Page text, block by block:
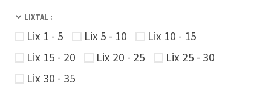
LIXTAL :
Lix 1 - 5 Lix 5 - 10
Lix 10 - 15
Lix 15 - 20
Lix 20 - 25
Lix 25 - 30
Lix 30 - 35